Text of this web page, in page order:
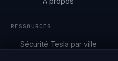
RESSOURCES
Sécurité Tesla par ville